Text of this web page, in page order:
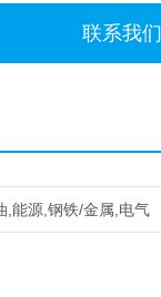
联系我们
,能源,钢铁/金属,电气